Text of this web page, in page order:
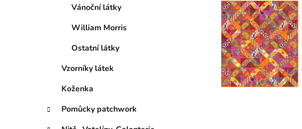
Vánoční látky
William Morris
Ostatní látky
Vzorníky látek
Koženka
Pomůcky patchwork